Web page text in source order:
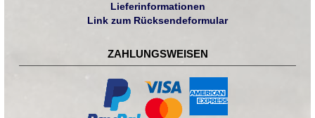
Lieferinformationen
Link zum Rücksendeformular
ZAHLUNGSWEISEN